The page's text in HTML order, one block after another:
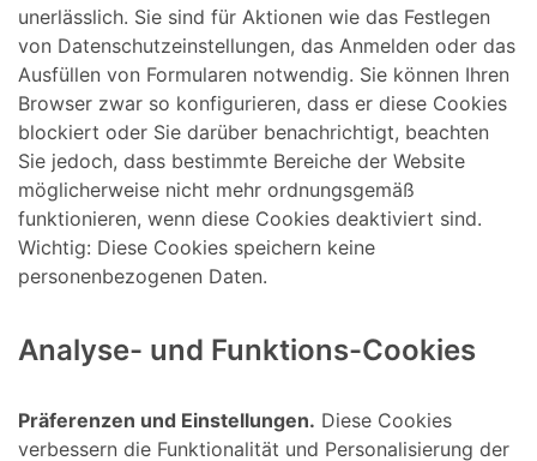
unerlässlich. Sie sind für Aktionen wie das Festlegen
von Datenschutzeinstellungen, das Anmelden oder das
Ausfüllen von Formularen notwendig. Sie können Ihren
Browser zwar so konfigurieren, dass er diese Cookies
blockiert oder Sie darüber benachrichtigt, beachten
Sie jedoch, dass bestimmte Bereiche der Website
möglicherweise nicht mehr ordnungsgemäß
funktionieren, wenn diese Cookies deaktiviert sind.
Wichtig: Diese Cookies speichern keine
personenbezogenen Daten.
Analyse- und Funktions-Cookies
Präferenzen und Einstellungen. Diese Cookies
verbessern die Funktionalität und Personalisierung der